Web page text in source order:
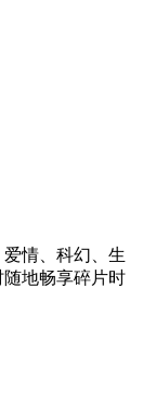
情、科幻、生
地畅享碎片时